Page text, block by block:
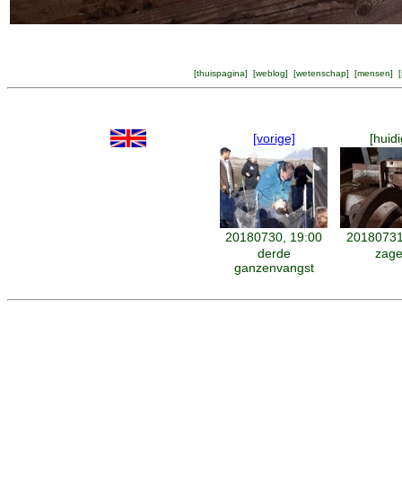
[thuispagina] [weblog] [wetenschap] [mensen] [
[vorige]
20180730, 19:00
derde
ganzenvangst